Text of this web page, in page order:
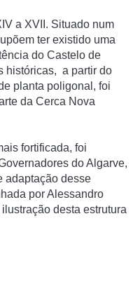
a XVII. Situado num
ter existido uma
do Castelo de
históricas, a partir do
planta poligonal, foi
da Cerca Nova
fortificada, foi
do Algarve,
adaptação desse
por Alessandro
desta estrutura